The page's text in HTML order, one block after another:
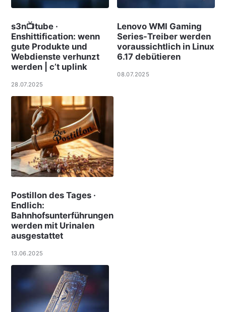
s3n📺tube ·
Enshittification: wenn
gute Produkte und
Webdienste verhunzt
werden | c’t uplink
28.07.2025
Lenovo WMI Gaming
Series-Treiber werden
voraussichtlich in Linux
6.17 debütieren
08.07.2025
Postillon des Tages ·
Endlich:
Bahnhofsunterführungen
werden mit Urinalen
ausgestattet
13.06.2025